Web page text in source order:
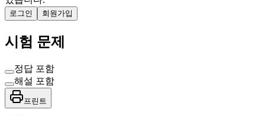
로그인 회원가입
시험 문제
정답 포함
해설 포함
프린트